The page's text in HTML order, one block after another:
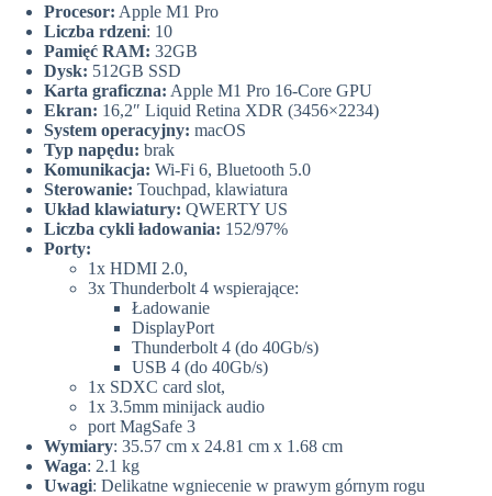
Procesor: Apple M1 Pro
Liczba rdzeni: 10
Pamięć RAM: 32GB
Dysk: 512GB SSD
Karta graficzna: Apple M1 Pro 16-Core GPU
Ekran: 16,2″ Liquid Retina XDR (3456×2234)
System operacyjny: macOS
Typ napędu: brak
Komunikacja: Wi-Fi 6, Bluetooth 5.0
Sterowanie: Touchpad, klawiatura
Układ klawiatury: QWERTY US
Liczba cykli ładowania: 152/97%
Porty:
1x HDMI 2.0,
3x Thunderbolt 4 wspierające:
Ładowanie
DisplayPort
Thunderbolt 4 (do 40Gb/s)
USB 4 (do 40Gb/s)
1x SDXC card slot,
1x 3.5mm minijack audio
port MagSafe 3
Wymiary: 35.57 cm x 24.81 cm x 1.68 cm
Waga: 2.1 kg
Uwagi: Delikatne wgniecenie w prawym górnym rogu